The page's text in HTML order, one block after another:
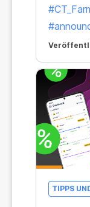
Krypto-
kann, Ihr
machen
zu mir
TIPPS